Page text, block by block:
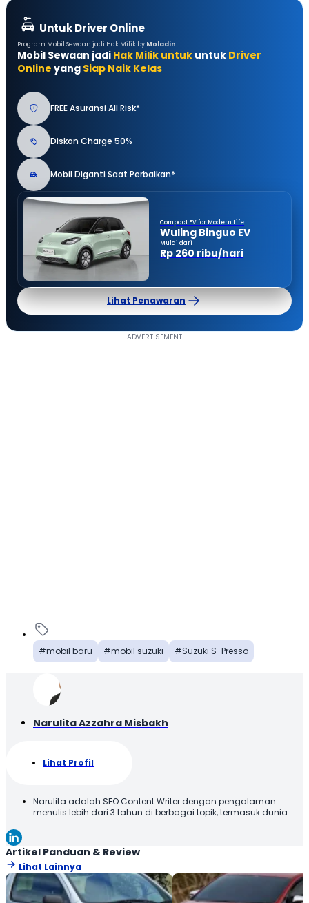
Untuk Driver Online
Program Mobil Sewaan jadi Hak Milik by Moladin
Mobil Sewaan jadi Hak Milik untuk untuk Driver
Online yang Siap Naik Kelas
FREE Asuransi All Risk*
Diskon Charge 50%
Mobil Diganti Saat Perbaikan*
Compact EV for Modern Life
Wuling Binguo EV
Mulai dari
Rp 260 ribu/hari
Lihat Penawaran
mobil baru mobil suzuki Suzuki S-Presso
Narulita Azzahra Misbakh
Lihat Profil
Narulita adalah SEO Content Writer dengan pengalaman
menulis lebih dari 3 tahun di berbagai topik, termasuk dunia
kepada para pembaca. Terima kasih telah membaca karya
tulis saya, semoga tulisan ini bisa bermanfaat!
Artikel Panduan & Review
Lihat Lainnya